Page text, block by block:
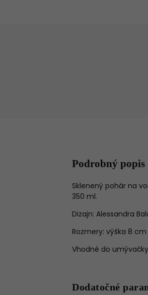
Podrobný popis
Sklenený pohár na
350 ml.
Dizajn: Alessandra
Rozmery: výška 8
Vhodné do
Dodatočné